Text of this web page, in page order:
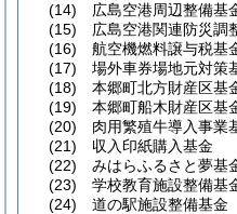
(14) 広島空港周辺整備基
(15) 広島空港関連防災調
(16) 航空機燃料譲与税基
(17) 場外車券場地元対策
(18) 本郷町北方財産区基
(19) 本郷町船木財産区基
(20) 肉用繁殖牛導入事業
(21) 収入印紙購入基金
(22) みはらふるさと夢基
(23) 学校教育施設整備基
(24) 道の駅施設整備基金